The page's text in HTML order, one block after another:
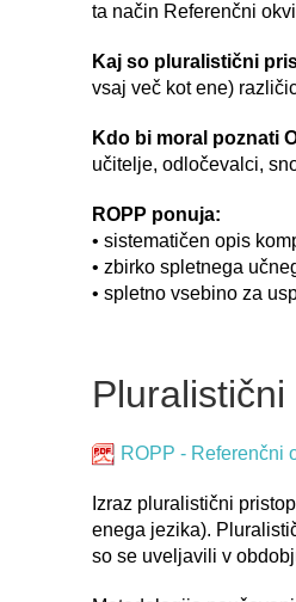
ta način Referenčni
Kaj so pluralistični
vsaj več kot ene)
Kdo bi moral poznati
učitelje, odločevalci,
ROPP ponuja:
• sistematičen opis
• zbirko spletnega
• spletno vsebino za
ROPP - Referenčni
Izraz pluralistični
enega jezika).
so se uveljavili v